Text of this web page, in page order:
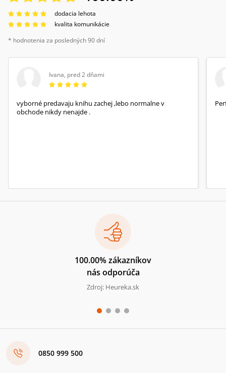
dodacia lehota
kvalita komunikácie
* hodnotenia za posledných 90 dní
Ivana, pred 2 dňami
vyborné predavaju knihu zachej ,lebo normalne v
obchode nikdy nenajde .
100.00% zákazníkov
nás odporúča
Zdroj: Heureka.sk
0850 999 500